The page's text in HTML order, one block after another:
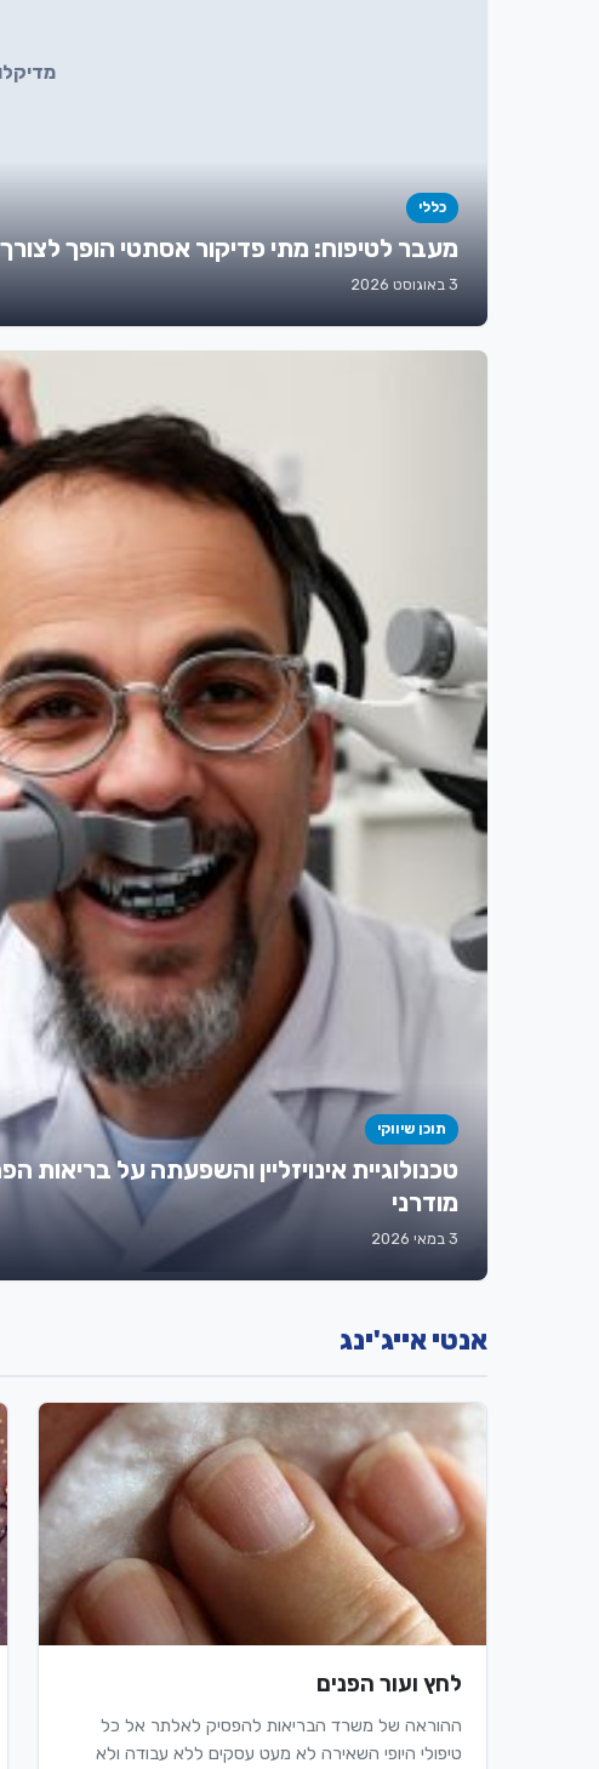
מדיקלו
כללי
מעבר לטיפוח: מתי פדיקור אסתטי הופך לצורך
3 באוגוסט 2026
תוכן שיווקי
טכנולוגיית אינויזליין והשפעתה על בריאות
מודרני
3 במאי 2026
אנטי אייג'ינג
לחץ ועור הפנים
ההוראה של משרד הבריאות להפסיק לאלתר אל כל
טיפולי היופי השאירה לא מעט עסקים ללא עבודה ולא